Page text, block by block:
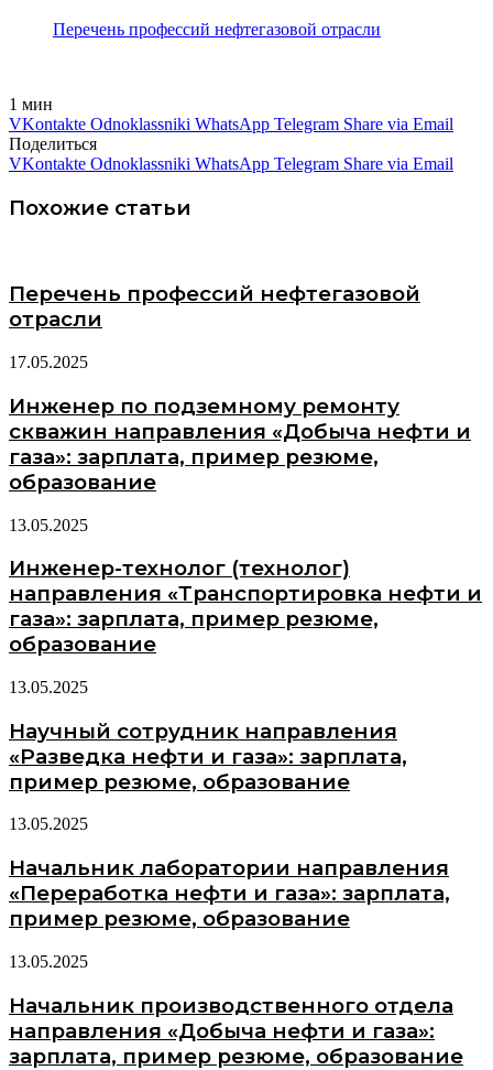
Перечень профессий нефтегазовой отрасли
1 мин
VKontakte Odnoklassniki WhatsApp Telegram Share via Email
Поделиться
VKontakte Odnoklassniki WhatsApp Telegram Share via Email
Похожие статьи
Перечень профессий нефтегазовой
отрасли
17.05.2025
Инженер по подземному ремонту
скважин направления «Добыча нефти и
газа»: зарплата, пример резюме,
образование
13.05.2025
Инженер-технолог (технолог)
направления «Транспортировка нефти и
газа»: зарплата, пример резюме,
образование
13.05.2025
Научный сотрудник направления
«Разведка нефти и газа»: зарплата,
пример резюме, образование
13.05.2025
Начальник лаборатории направления
«Переработка нефти и газа»: зарплата,
пример резюме, образование
13.05.2025
Начальник производственного отдела
направления «Добыча нефти и газа»:
зарплата, пример резюме, образование